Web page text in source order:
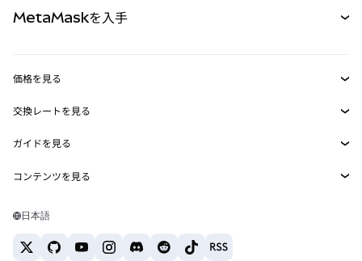
RWA
MetaMask Connect
Snaps
Web3サービス
MetaMaskを入手
セキュリティ
サポート
キャリア
お問い合わせ
価格を見る
イーサリアムの価格
Solanaの価格
Tetherの価格
交換レートを見る
ETH→USD
USDT→INR
BTC→INR
ETH→USDT
ガイドを見る
ETHの購入
USDTの購入
コンテンツを見る
Solanaウォレット
日本語